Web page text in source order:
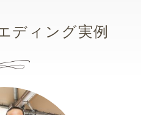
ディング実例